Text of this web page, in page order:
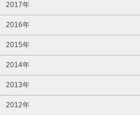
2017年
2016年
2015年
2014年
2013年
2012年